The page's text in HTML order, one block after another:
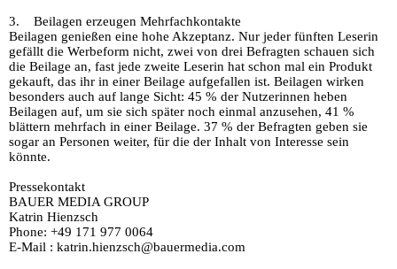
3. Beilagen erzeugen Mehrfachkontakte
Beilagen genießen eine hohe Akzeptanz. Nur jeder fünften Leserin
gefällt die Werbeform nicht, zwei von drei Befragten schauen sich
die Beilage an, fast jede zweite Leserin hat schon mal ein Produkt
gekauft, das ihr in einer Beilage aufgefallen ist. Beilagen wirken
besonders auch auf lange Sicht: 45 % der Nutzerinnen heben
Beilagen auf, um sie sich später noch einmal anzusehen, 41 %
blättern mehrfach in einer Beilage. 37 % der Befragten geben sie
sogar an Personen weiter, für die der Inhalt von Interesse sein
könnte.
Pressekontakt
BAUER MEDIA GROUP
Katrin Hienzsch
Phone: +49 171 977 0064
E-Mail : katrin.hienzsch@bauermedia.com